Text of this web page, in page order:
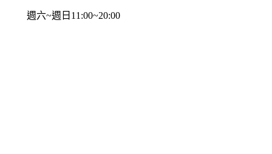
週六~週日11:00~20:00